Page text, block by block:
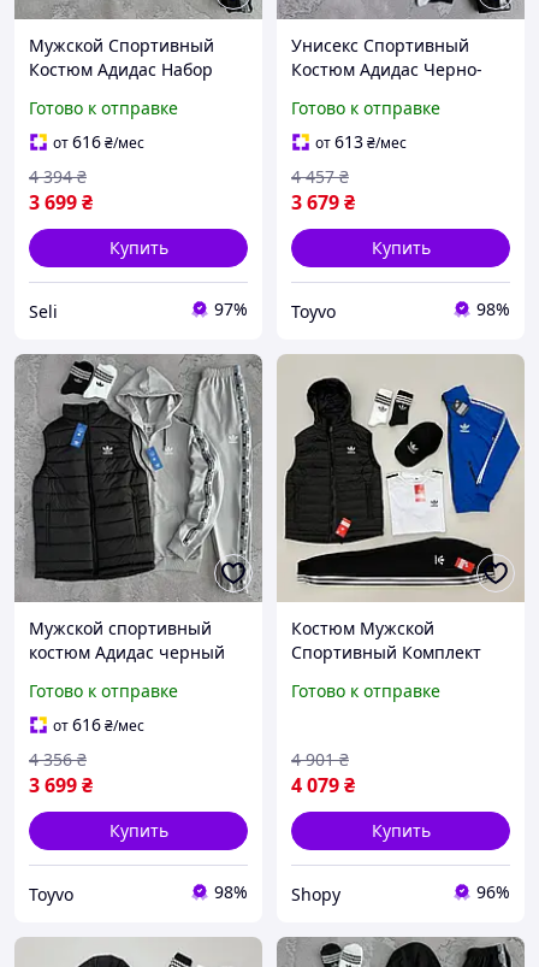
Мужской Спортивный
Костюм Адидас Набор
С Лампасами Черный
Adidas Seli Чоловічий
Спортивний Костюм
Адідас
Готово к отправке
от616₴/мес
3 699₴
4 394 ₴
Купить
Seli 97%
Унисекс Спортивный
Костюм Адидас Черно-
Кофтой Жилетом
Брюками Adidas Toyvoo
Унісекс Спортивний
Костюм
Готово к отправке
от613₴/мес
3 679₴
4 457 ₴
Купить
Toyvo 98%
Мужской спортивный
костюм Адидас черный
застежкоймолнией серые
штаны с лампасами
Adidas Toyvoo Чоловічий
спортивний костюм
Готово к отправке
от616₴/мес
3 699₴
4 356 ₴
Купить
Toyvo 98%
Костюм Мужской
Спортивный Комплект
Жилет Кофта И Брюки С
Мужские Носки 2 Пары
Shopy Костюм
Готово к отправке
4 079₴
4 901 ₴
Купить
Shopy 96%